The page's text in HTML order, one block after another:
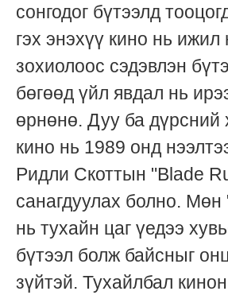
сонгодог бүтээлд
гэх энэхүү кино нь ижил
зохиолоос сэдэвлэн
бөгөөд үйл явдал нь
өрнөнө. Дуу ба дүрсний
кино нь 1989 онд
Ридли Скоттын "Blade
санагдуулах болно. Мөн
нь тухайн цаг үедээ
бүтээл болж байсныг
зүйтэй. Тухайлбал